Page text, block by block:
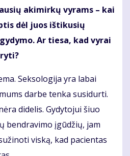
akimirkų vyrams – kai
dėl juos ištikusių
Ar tiesa, kad vyrai
Seksologija yra labai
darbe tenka susidurti.
didelis. Gydytojui šiuo
bendravimo įgūdžių, jam
viską, kad pacientas